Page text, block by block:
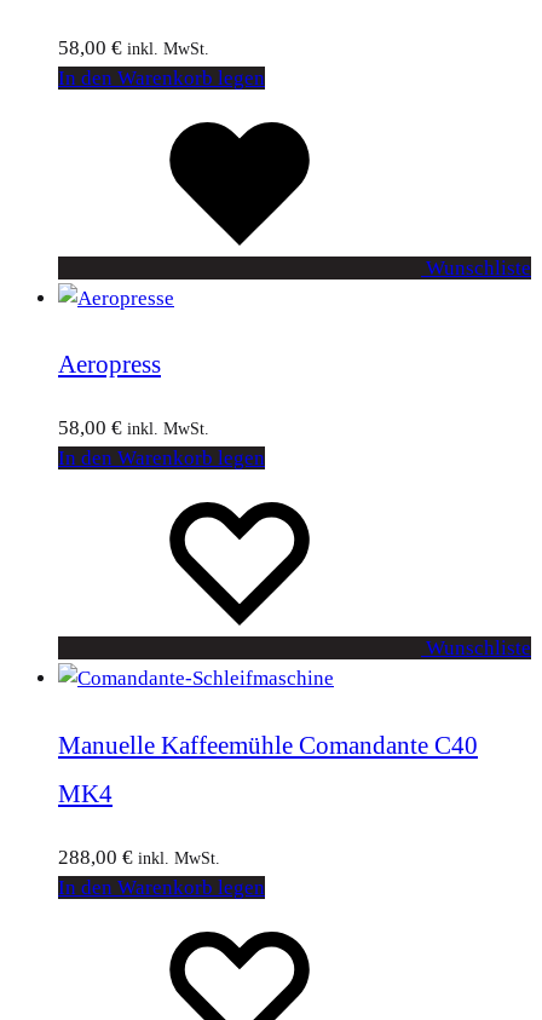
58,00 € inkl. MwSt.
In den Warenkorb legen
Wunschliste
Aeropress
58,00 € inkl. MwSt.
In den Warenkorb legen
Wunschliste
Manuelle Kaffeemühle Comandante C40
MK4
288,00 € inkl. MwSt.
In den Warenkorb legen